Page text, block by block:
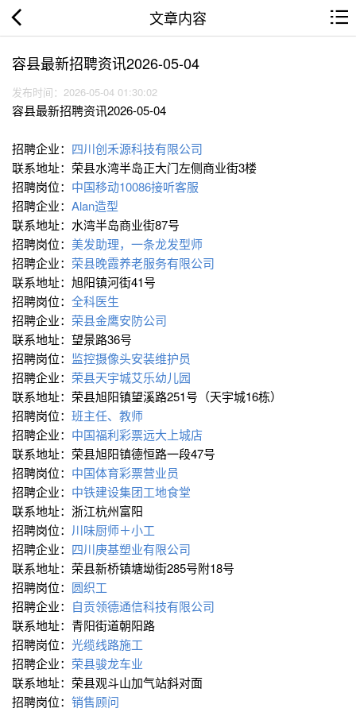
文章内容
容县最新招聘资讯2026-05-04
发布时间：2026-05-04 01:30:02
容县最新招聘资讯2026-05-04
招聘企业： 四川创禾源科技有限公司
联系地址：荣县水湾半岛正大门左侧商业街3楼
招聘岗位： 中国移动10086接听客服
招聘企业： Alan造型
联系地址：水湾半岛商业街87号
招聘岗位： 美发助理，一条龙发型师
招聘企业： 荣县晚霞养老服务有限公司
联系地址：旭阳镇河街41号
招聘岗位： 全科医生
招聘企业： 荣县金鹰安防公司
联系地址：望景路36号
招聘岗位： 监控摄像头安装维护员
招聘企业： 荣县天宇城艾乐幼儿园
联系地址：荣县旭阳镇望溪路251号（天宇城16栋）
招聘岗位： 班主任、教师
招聘企业： 中国福利彩票远大上城店
联系地址：荣县旭阳镇德恒路一段47号
招聘岗位： 中国体育彩票营业员
招聘企业： 中铁建设集团工地食堂
联系地址：浙江杭州富阳
招聘岗位： 川味厨师＋小工
招聘企业： 四川庚基塑业有限公司
联系地址：荣县新桥镇塘坳街285号附18号
招聘岗位： 圆织工
招聘企业： 自贡领德通信科技有限公司
联系地址：青阳街道朝阳路
招聘岗位： 光缆线路施工
招聘企业： 荣县骏龙车业
联系地址：荣县观斗山加气站斜对面
招聘岗位： 销售顾问